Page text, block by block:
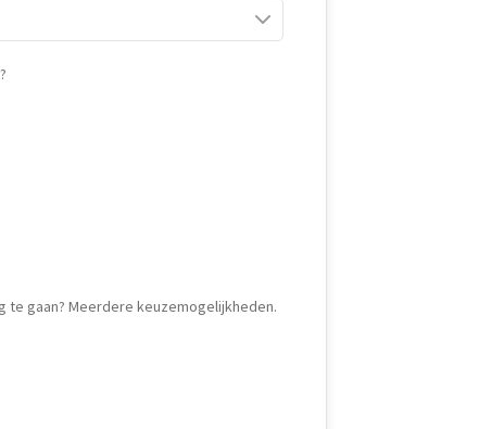
te gaan? Meerdere keuzemogelijkheden.